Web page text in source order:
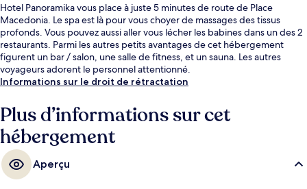
Hotel Panoramika vous place à juste 5 minutes de route de Place
Macedonia. Le spa est là pour vous choyer de massages des tissus
profonds. Vous pouvez aussi aller vous lécher les babines dans un des 2
restaurants. Parmi les autres petits avantages de cet hébergement
figurent un bar / salon, une salle de fitness, et un sauna. Les autres
voyageurs adorent le personnel attentionné.
Informations sur le droit de rétractation
Plus d’informations sur cet
hébergement
Aperçu